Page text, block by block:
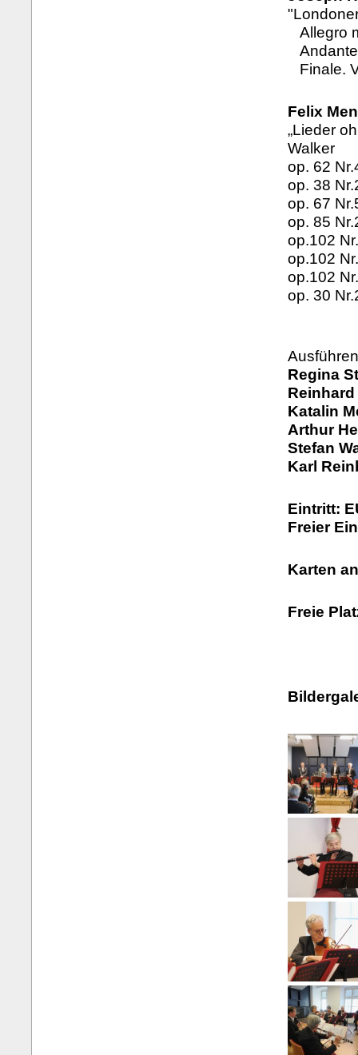
Allegro
Andante
Finale.
Felix
„Lieder
Walker
op. 62
op. 38
op. 67
op. 85
op.102
op.102
op.102
op. 30
Regina
Katalin
Arthur
Stefan
Karl
Eintritt:
Freier
Karten
Freie